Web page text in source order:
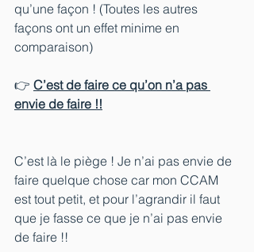
qu’une façon ! (Toutes les autres
façons ont un effet minime en
comparaison)
👉 C’est de faire ce qu’on n’a pas
envie de faire !!
C’est là le piège ! Je n’ai pas envie de
faire quelque chose car mon CCAM
est tout petit, et pour l’agrandir il faut
que je fasse ce que je n’ai pas envie
de faire !!